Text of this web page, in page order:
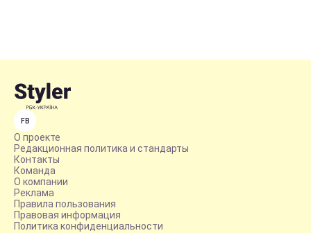
FB
О проекте
Редакционная политика и стандарты
Контакты
Команда
О компании
Реклама
Правила пользования
Правовая информация
Политика конфиденциальности